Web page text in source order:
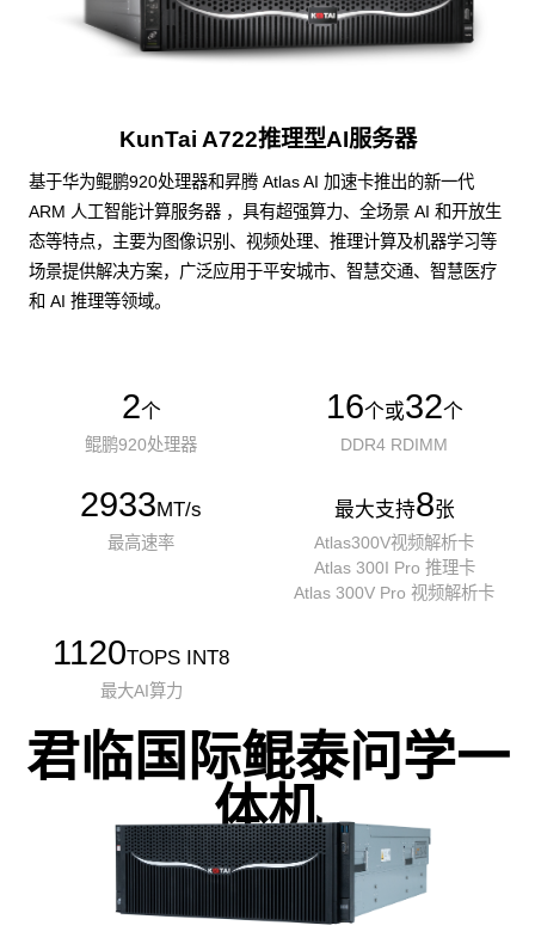
KunTai A722推理型AI服务器
基于华为鲲鹏920处理器和昇腾 Atlas AI 加速卡推出的新一代
ARM 人工智能计算服务器 ，具有超强算力、全场景 AI 和开放生
态等特点，主要为图像识别、视频处理、推理计算及机器学习等
场景提供解决方案，广泛应用于平安城市、智慧交通、智慧医疗
和 AI 推理等领域。
2个
鲲鹏920处理器
16个或32个
DDR4 RDIMM
2933MT/s
最高速率
最大支持8张
Atlas300V视频解析卡
Atlas 300I Pro 推理卡
Atlas 300V Pro 视频解析卡
1120TOPS INT8
最大AI算力
君临国际鲲泰问学一
体机